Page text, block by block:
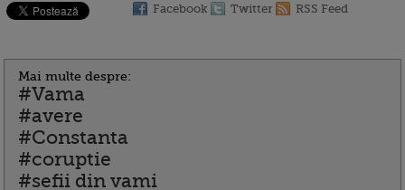
Facebook Twitter RSS Feed
Mai multe despre:
#Vama
#avere
#Constanta
#coruptie
#sefii din vami